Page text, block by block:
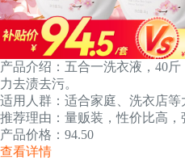
产品介绍：五合一洗衣液，40
力去渍去污。
适用人群：适合家庭、洗衣店等
推荐理由：量贩装，性价比高，
产品价格：94.50
查看详情